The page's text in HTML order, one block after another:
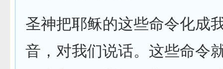
圣神把耶稣的这些命令化成
音，对我们说话。这些命令